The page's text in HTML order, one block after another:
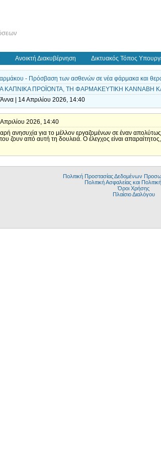
Ανοικτή Διακυβέρνηση Δικτυακός Τόπος
- Πρόσβαση των ασθενών σε νέα φάρμακα και
ΤΑ ΚΑΠΝΙΚΑ ΠΡΟΪΟΝΤΑ, ΤΗ ΦΑΡΜΑΚΕΥΤΙΚΗ ΚΑΝΝΑΒΗ
| 14 Απριλίου 2026, 14:40
2026, 14:40
ανησυχία για το μέλλον εργαζομένων σε έναν
από αυτή τη δουλειά. Ο έλεγχος είναι απαραίτητος,
Πολιτική Προστασίας Δεδομένων
Πολιτική Ασφαλείας και
Όροι Χρήσης
Πλαίσιο Διαλόγου